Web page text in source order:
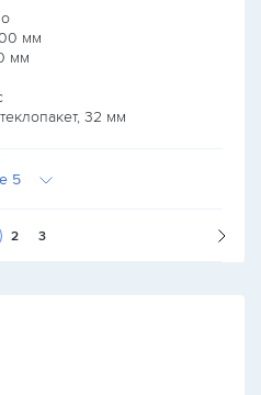
мм
мм
32 мм
5
2 3
Следующая